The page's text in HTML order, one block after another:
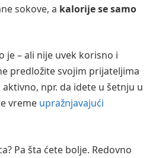
sokove, a kalorije se samo
je – ali nije uvek korisno i
predložite svojim prijateljima
npr. da idete u šetnju u
vreme upražnjavajući
Pa šta ćete bolje. Redovno